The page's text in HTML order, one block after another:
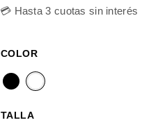
💳 Hasta 3 cuotas sin interés
COLOR
TALLA